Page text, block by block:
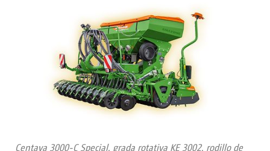
Centaya 3000-C Special, grada rotativa KE 3002, rodillo de